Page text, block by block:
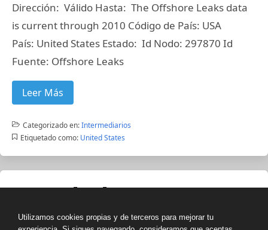
Dirección: Válido Hasta: The Offshore Leaks data
is current through 2010 Código de País: USA
País: United States Estado: Id Nodo: 297870 Id
Fuente: Offshore Leaks
Leer Más
Categorizado en:Intermediarios
Etiquetado como: United States
Jamal Khan
Utilizamos cookies propias y de terceros para mejorar tu